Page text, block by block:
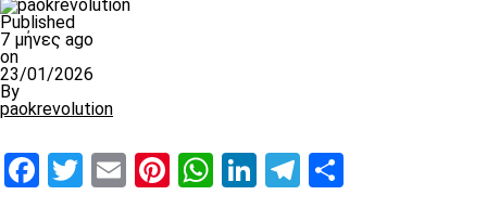
Published
7 μήνες ago
on
23/01/2026
By
paokrevolution
Facebook
Twitter
EmailPinterest
WhatsApp
LinkedIn
Telegram